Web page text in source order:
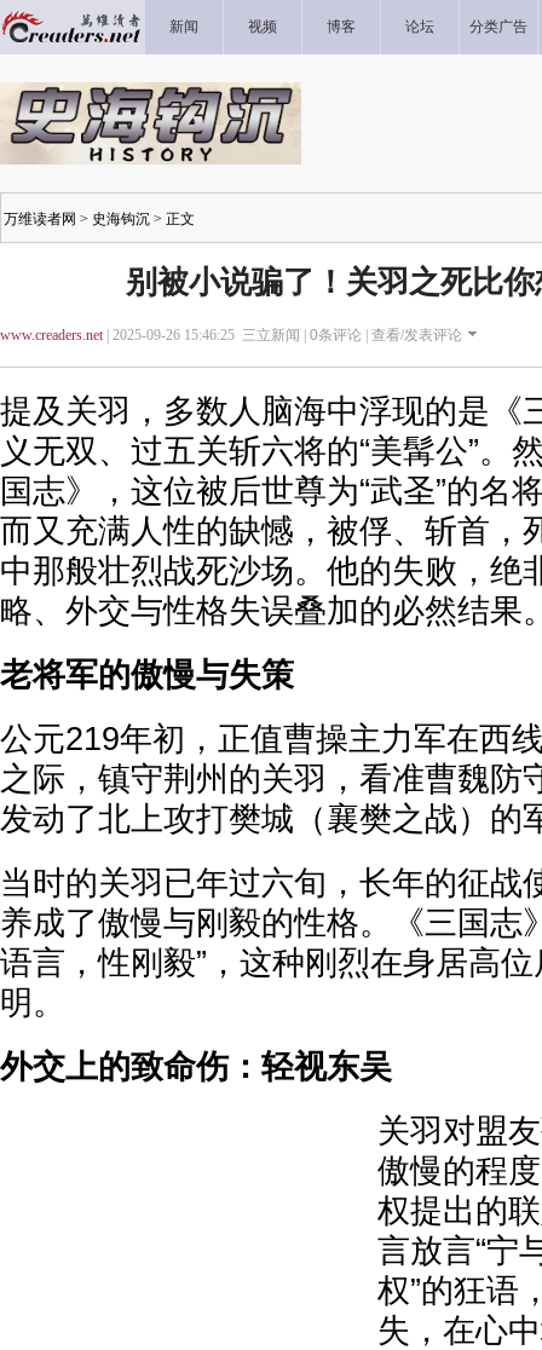
新闻 视频 博客 论坛 分类广告
万维读者网 > 史海钩沉 > 正文
别被小说骗了！关羽之死比
www.creaders.net| 2025-09-26 15:46:25 三立新闻 | 0条评论 | 查看/发表评论
提及关羽，多数人脑海中浮现的是《
义无双、过五关斩六将的“美髯公”。
国志》，这位被后世尊为“武圣”的名
而又充满人性的缺憾，被俘、斩首，
中那般壮烈战死沙场。他的失败，绝
略、外交与性格失误叠加的必然结果
老将军的傲慢与失策
公元219年初，正值曹操主力军在西
之际，镇守荆州的关羽，看准曹魏防
发动了北上攻打樊城（襄樊之战）的
当时的关羽已年过六旬，长年的征战
养成了傲慢与刚毅的性格。《三国志
语言，性刚毅”，这种刚烈在身居高
明。
外交上的致命伤：轻视东吴
关羽对盟
傲慢的程
权提出的
言放言“宁
权”的狂语
失，在心